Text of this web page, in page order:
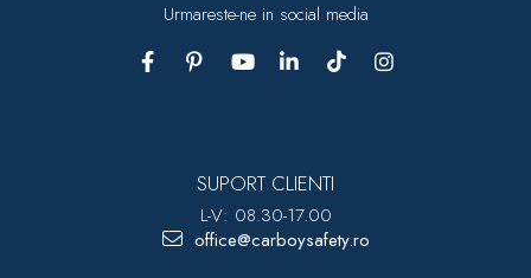
Urmareste-ne in social media
SUPORT CLIENTI
L-V: 08.30-17.00
office@carboysafety.ro